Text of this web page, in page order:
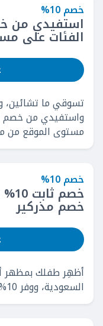
خصم 10%
الفئات على
تسوقي ما تشائين،
مستوى الموقع من
خصم 10%
خصم مذركير
أظهِر طفلك بمظهر
السعودية، ووفر 10% على ملابس الأولاد.